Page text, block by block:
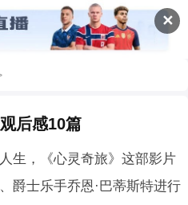
✕
后感10篇
生，《心灵奇旅》这部影片
爵士乐手乔恩·巴蒂斯特进行